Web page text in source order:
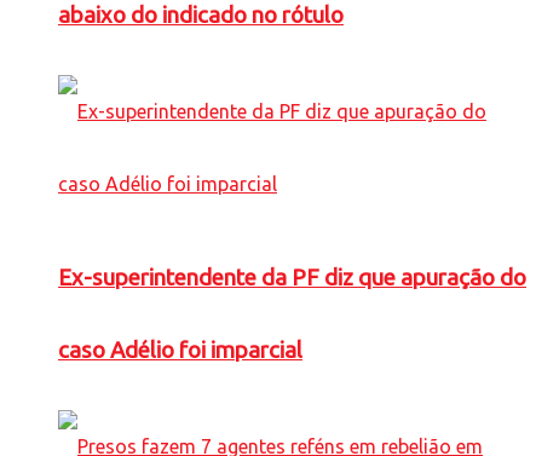
abaixo do indicado no rótulo
Ex-superintendente da PF diz que apuração do
caso Adélio foi imparcial